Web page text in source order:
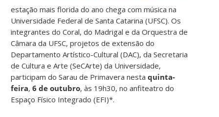
estação mais florida do ano chega com música na
Universidade Federal de Santa Catarina (UFSC). Os
integrantes do Coral, do Madrigal e da Orquestra de
Câmara da UFSC, projetos de extensão do
Departamento Artístico-Cultural (DAC), da Secretaria
de Cultura e Arte (SeCArte) da Universidade,
participam do Sarau de Primavera nestaquinta-
feira,6 de outubro, às 19h30, no anfiteatro do
Espaço Físico Integrado (EFI)*.